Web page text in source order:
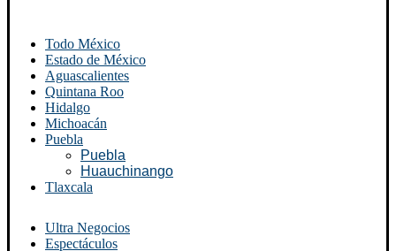
Todo México
Estado de México
Aguascalientes
Quintana Roo
Hidalgo
Michoacán
Puebla
Puebla
Huauchinango
Tlaxcala
Ultra Negocios
Espectáculos